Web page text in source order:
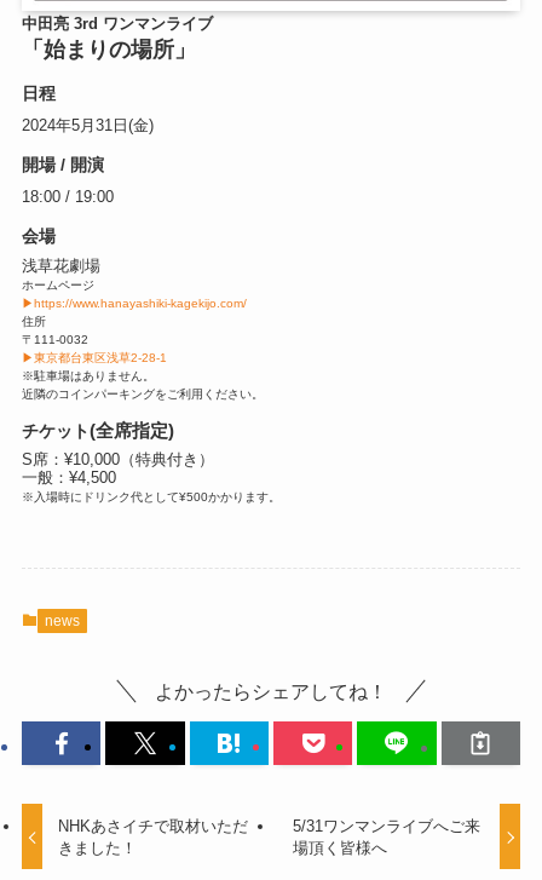
中田亮 3rd ワンマンライブ
「始まりの場所」
日程
2024年5月31日(金)
開場 / 開演
18:00 / 19:00
会場
浅草花劇場
ホームページ
▶https://www.hanayashiki-kagekijo.com/
住所
〒111-0032
▶東京都台東区浅草2-28-1
※駐車場はありません。
近隣のコインパーキングをご利用ください。
チケット(全席指定)
S席：¥10,000（特典付き）
一般：¥4,500
※入場時にドリンク代として¥500かかります。
news
よかったらシェアしてね！
NHKあさイチで取材いただ
きました！
5/31ワンマンライブへご来
場頂く皆様へ